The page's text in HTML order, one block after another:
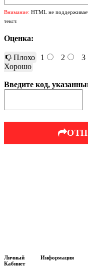
Внимание: HTML не
текст.
Оценка:
Плохо 1 2 3
Хорошо
Введите код,
Личный
Кабинет
Информация